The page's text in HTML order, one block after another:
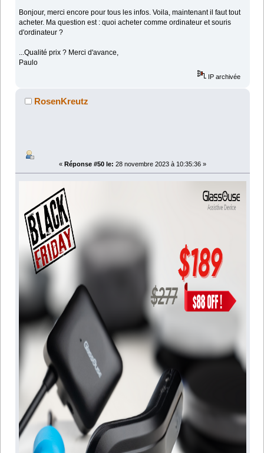
Bonjour, merci encore pour tous les infos. Voila, maintenant il faut tout
acheter. Ma question est : quoi acheter comme ordinateur et souris
d'ordinateur ?
...Qualité prix ? Merci d'avance,
Paulo
IP archivée
RosenKreutz
« Réponse #50 le: 28 novembre 2023 à 10:35:36 »